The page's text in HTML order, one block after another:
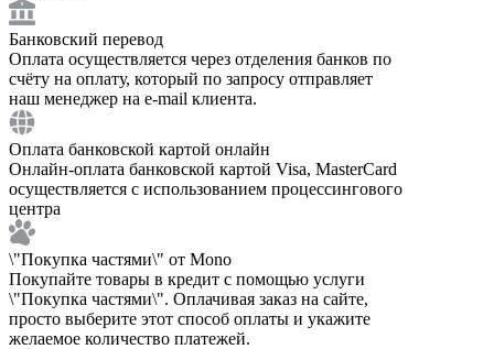
Банковский перевод
Оплата осуществляется через отделения банков по
счёту на оплату, который по запросу отправляет
наш менеджер на e-mail клиента.
Оплата банковской картой онлайн
Онлайн-оплата банковской картой Visa, MasterCard
осуществляется с использованием процессингового
центра
\"Покупка частями\" от Mono
Покупайте товары в кредит с помощью услуги
\"Покупка частями\". Оплачивая заказ на сайте,
просто выберите этот способ оплаты и укажите
желаемое количество платежей.